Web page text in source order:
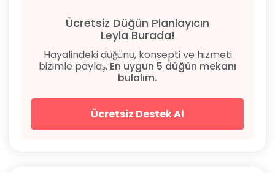
Ücretsiz Düğün Planlayıcın
Leyla Burada!
Hayalindeki düğünü, konsepti ve hizmeti
bizimle paylaş. En uygun 5 düğün mekanı
bulalım.
Ücretsiz Destek Al